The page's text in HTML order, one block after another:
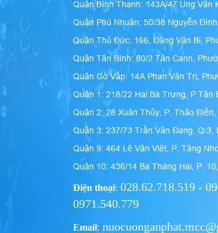
Quận Bình Thạnh: 143A/47 Ung Văn
Quận Phú Nhuận: 50/38 Nguyễn
Quận Thủ Đức: 166, Đặng Văn Bi,
Quận Tân Bình: 80/2 Tân Canh,
Quận Gò Vấp: 14A Phan Văn Trị,
Quận 1: 218/22 Hai Bà Trưng, P.Tân
Quận 2: 28 Xuân Thủy, P. Thảo Điền,
Quận 3: 237/73 Trần Văn Đang, Q.3,
Quận 9: 464 Lê Văn Việt, P. Tăng
Quận 10: 436/14 Ba Tháng Hai, P.
Điện thoại: 028.62.718.519 -
0971.540.779
Email: